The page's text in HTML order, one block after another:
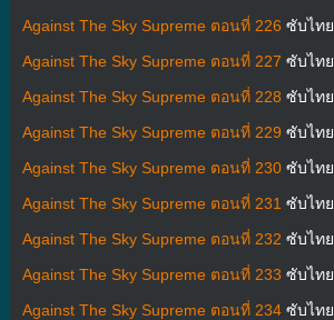
Against The Sky Supreme ตอนที่ 226 ซับไทย
Against The Sky Supreme ตอนที่ 227 ซับไทย
Against The Sky Supreme ตอนที่ 228 ซับไทย
Against The Sky Supreme ตอนที่ 229 ซับไทย
Against The Sky Supreme ตอนที่ 230ซับไทย
Against The Sky Supreme ตอนที่ 231 ซับไทย
Against The Sky Supreme ตอนที่ 232 ซับไทย
Against The Sky Supreme ตอนที่ 233 ซับไทย
Against The Sky Supreme ตอนที่ 234ซับไทย